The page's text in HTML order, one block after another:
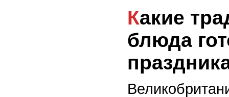
Какие традиционные
блюда